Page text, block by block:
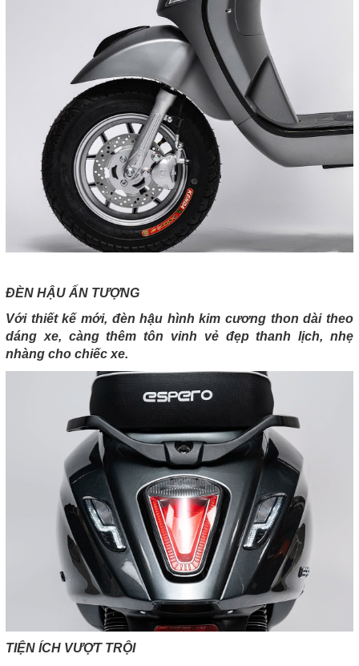
ĐÈN HẬU ẤN TƯỢNG
Với thiết kế mới, đèn hậu hình kim cương thon dài theo
dáng xe, càng thêm tôn vinh vẻ đẹp thanh lịch, nhẹ
nhàng cho chiếc xe.
TIỆN ÍCH VƯỢT TRỘI